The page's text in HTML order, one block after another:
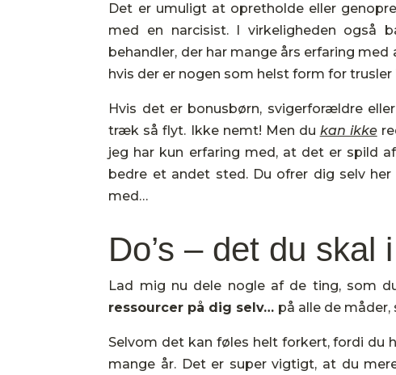
Det er umuligt at opretholde eller
med en narcisist. I virkeligheden også
behandler, der har mange års erfaring
hvis der er nogen som helst form for trusler
Hvis det er bonusbørn, svigerforældre
træk så flyt. Ikke nemt! Men du kan ikke
jeg har kun erfaring med, at det er spild
bedre et andet sted. Du ofrer dig selv
med…
Do’s – det du skal
Lad mig nu dele nogle af de ting, som
ressourcer på dig selv… på alle de
Selvom det kan føles helt forkert, fordi
mange år. Det er super vigtigt, at du